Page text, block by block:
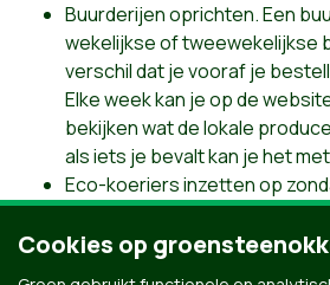
Buurderijen oprichten. Een
wekelijkse of tweewekelijkse
verschil dat je vooraf je
Elke week kan je op de
bekijken wat de lokale
als iets je bevalt kan je het
Eco-koeriers inzetten op
De Groene Vallei lokaal
Speelweefsel (een netwerk
Cookies op